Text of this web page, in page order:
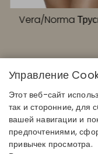
Vera/Norma
Управление
Этот веб-сайт
так и сторонние, для
вашей навигации и
предпочтениями,
привычек просмотра.
БЫСТРЫЕ ССЫЛКИ
Определите свой размер